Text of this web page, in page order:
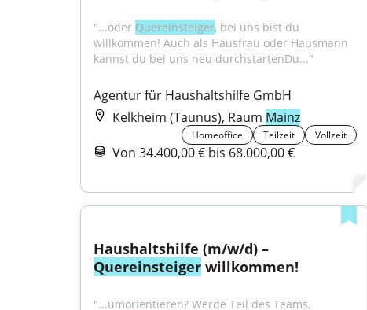
"...oder Quereinsteiger, bei uns bist du
willkommen! Auch als Hausfrau oder Hausmann
kannst du bei uns neu durchstartenDu..."
Agentur für Haushaltshilfe GmbH
Kelkheim (Taunus), Raum Mainz
Homeoffice Teilzeit Vollzeit
Von 34.400,00 € bis 68.000,00 €
Quereinsteiger willkommen!